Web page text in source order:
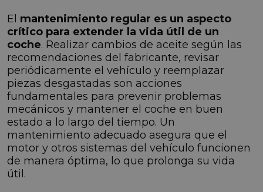
El mantenimiento regular es un aspecto
crítico para extender la vida útil de un
coche. Realizar cambios de aceite según las
recomendaciones del fabricante, revisar
periódicamente el vehículo y reemplazar
piezas desgastadas son acciones
fundamentales para prevenir problemas
mecánicos y mantener el coche en buen
estado a lo largo del tiempo. Un
mantenimiento adecuado asegura que el
motor y otros sistemas del vehículo funcionen
de manera óptima, lo que prolonga su vida
útil.